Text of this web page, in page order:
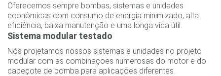
Oferecemos sempre bombas, sistemas e unidades
econômicas com consumo de energia minimizado, alta
eficiência, baixa manutenção e uma longa vida útil.
Sistema modular testado
Nós projetamos nossos sistemas e unidades no projeto
modular com as combinações numerosas do motor e do
cabeçote de bomba para aplicações diferentes.